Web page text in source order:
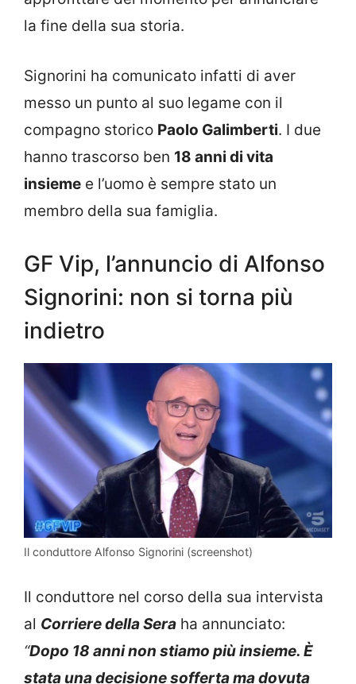
la fine della sua storia.
Signorini ha comunicato infatti di aver
messo un punto al suo legame con il
compagno storico Paolo Galimberti. I due
hanno trascorso ben 18 anni di vita
insieme e l’uomo è sempre stato un
membro della sua famiglia.
GF Vip, l’annuncio di Alfonso
Signorini: non si torna più
indietro
Il conduttore Alfonso Signorini (screenshot)
Il conduttore nel corso della sua intervista
al Corriere della Sera ha annunciato:
“Dopo 18 anni non stiamo più insieme. È
stata una decisione sofferta ma dovuta